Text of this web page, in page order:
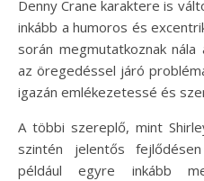
Denny Crane karaktere is
inkább a humoros és
során megmutatkoznak
az öregedéssel járó
igazán emlékezetessé és
A többi szereplő, mint
szintén jelentős
például egyre inkább